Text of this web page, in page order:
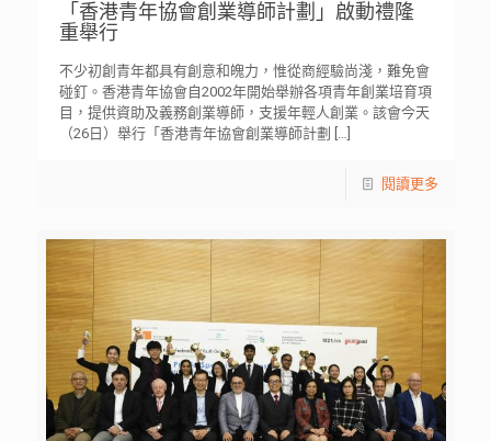
「香港青年協會創業導師計劃」啟動禮隆
重舉行
不少初創青年都具有創意和魄力，惟從商經驗尚淺，難免會
碰釘。香港青年協會自2002年開始舉辦各項青年創業培育項
目，提供資助及義務創業導師，支援年輕人創業。該會今天
（26日）舉行「香港青年協會創業導師計劃
[…]
閱讀更多